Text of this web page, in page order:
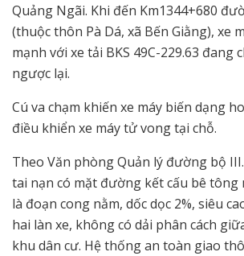
Quảng Ngãi. Khi đến Km1344+680
(thuộc thôn Pà Dá, xã Bến Giằng), xe
mạnh với xe tải BKS 49C-229.63 đang
ngược lại.
Cú va chạm khiến xe máy biến dạng
điều khiển xe máy tử vong tại chỗ.
Theo Văn phòng Quản lý đường bộ
tai nạn có mặt đường kết cấu bê tông
là đoạn cong nằm, dốc dọc 2%, siêu
hai làn xe, không có dải phân cách
khu dân cư. Hệ thống an toàn giao